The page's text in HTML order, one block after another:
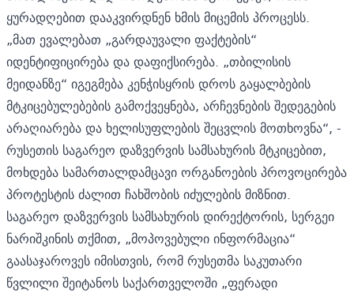
ყურადღებით დააკვირდნენ ხმის მიცემის პროცესს.
„მათ ევალებათ „გარდაუვალი ფაქტების“
იდენტიფიცირება და დაფიქსირება. „თბილისის
მეიდანზე“ იგეგმება კენჭისყრის დროს გაყალბების
მტკიცებულებების გამოქვეყნება, არჩევნების შედეგების
არაღიარება და ხელისუფლების შეცვლის მოთხოვნა“, -
რუსეთის საგარეო დაზვერვის სამსახურის მტკიცებით,
მოხდება სამართალდამცავი ორგანოების პროვოცირება
პროტესტის ძალით ჩახშობის იძულების მიზნით.
საგარეო დაზვერვის სამსახურის დირექტორის, სერგეი
ნარიშკინისთქმით, „მოპოვებული ინფორმაცია“
გაასაჯაროვეს იმისთვის, რომ რუსეთმა საკუთარი
წვლილი შეიტანოს საქართველოში „ფერადი